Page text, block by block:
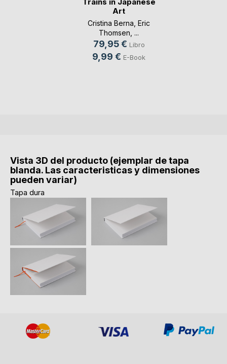
Art
Cristina Berna Eric
Thomsen , ...
79,95 € Libro
9,99 € E-Book
Vista 3D del producto (ejemplar de tapa
blanda. Las caracteristicas y dimensiones
pueden variar)
Tapa dura